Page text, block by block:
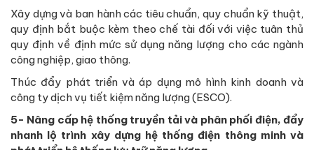
Xây dựng và ban hành các tiêu chuẩn, quy chuẩn kỹ thuật,
quy định bắt buộc kèm theo chế tài đối với việc tuân thủ
quy định về định mức sử dụng năng lượng cho các ngành
công nghiệp, giao thông.
Thúc đẩy phát triển và áp dụng mô hình kinh doanh và
công ty dịch vụ tiết kiệm năng lượng (ESCO).
5- Nâng cấp hệ thống truyền tải và phân phối điện, đẩy
nhanh lộ trình xây dựng hệ thống điện thông minh và